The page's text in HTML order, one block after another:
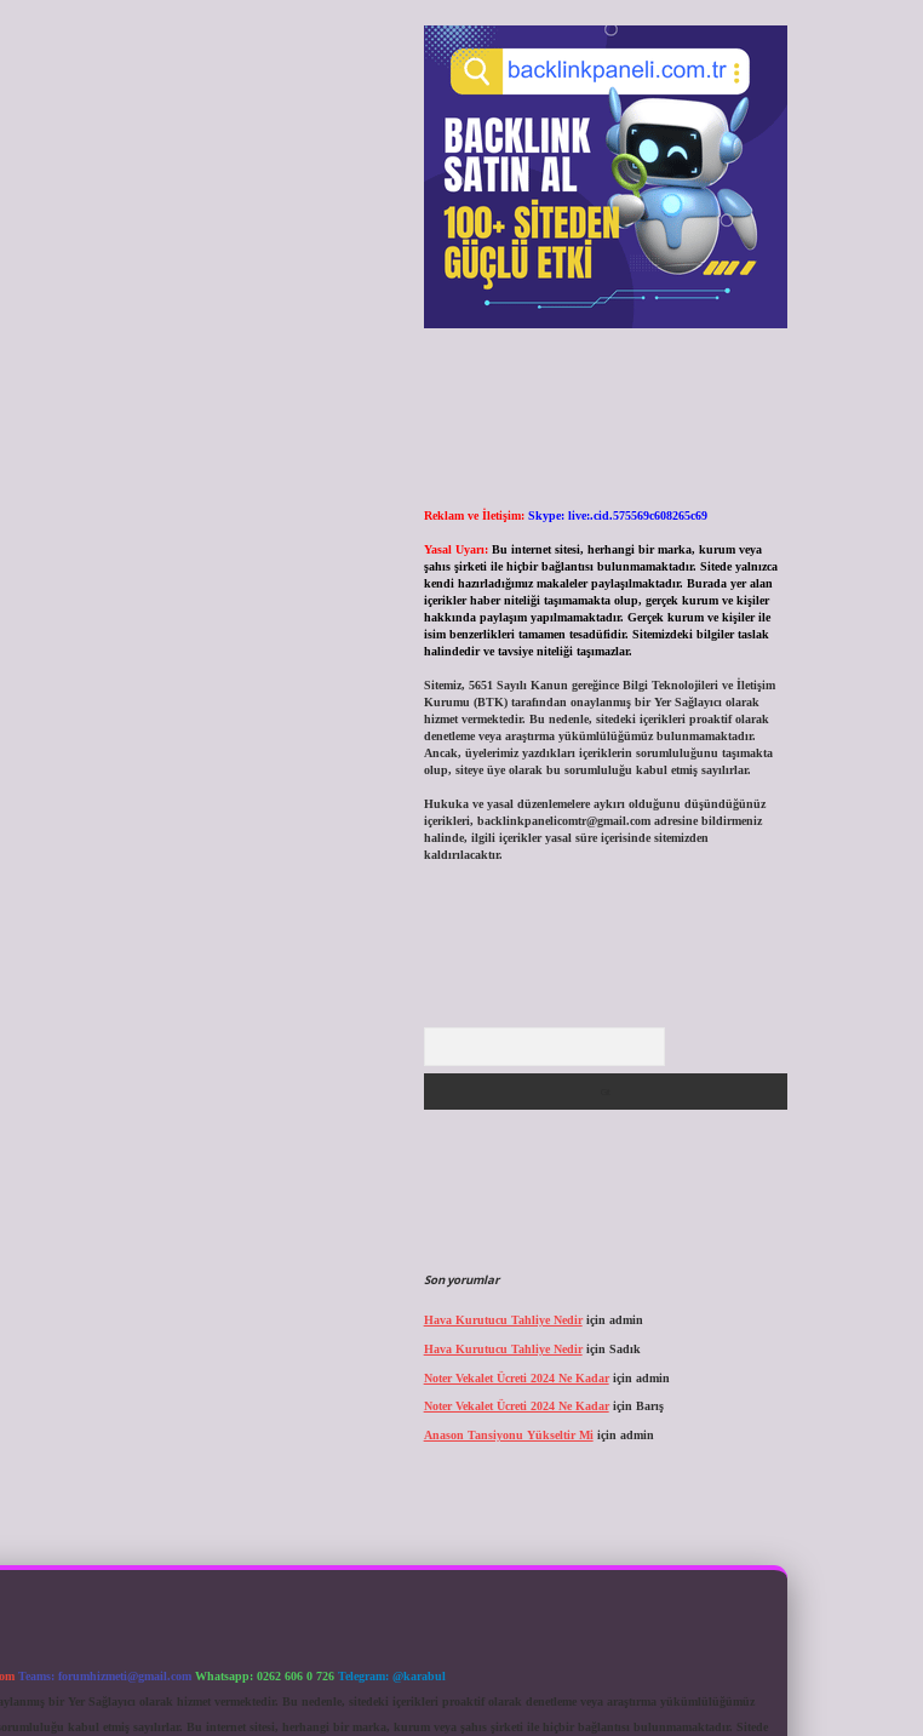
Reklam ve İletişim: Skype: live:.cid.575569c608265c69
Yasal Uyarı: Bu internet sitesi, herhangi bir marka, kurum veya
şahıs şirketi ile hiçbir bağlantısı bulunmamaktadır. Sitede yalnızca
kendi hazırladığımız makaleler paylaşılmaktadır. Burada yer alan
içerikler haber niteliği taşımamakta olup, gerçek kurum ve kişiler
hakkında paylaşım yapılmamaktadır. Gerçek kurum ve kişiler ile
isim benzerlikleri tamamen tesadüfidir. Sitemizdeki bilgiler taslak
halindedir ve tavsiye niteliği taşımazlar.
Sitemiz, 5651 Sayılı Kanun gereğince Bilgi Teknolojileri ve İletişim
Kurumu (BTK) tarafından onaylanmış bir Yer Sağlayıcı olarak
hizmet vermektedir. Bu nedenle, sitedeki içerikleri proaktif olarak
denetleme veya araştırma yükümlülüğümüz bulunmamaktadır.
Ancak, üyelerimiz yazdıkları içeriklerin sorumluluğunu taşımakta
olup, siteye üye olarak bu sorumluluğu kabul etmiş sayılırlar.
Hukuka ve yasal düzenlemelere aykırı olduğunu düşündüğünüz
içerikleri, backlinkpanelicomtr@gmail.comadresine bildirmeniz
halinde, ilgili içerikler yasal süre içerisinde sitemizden
kaldırılacaktır.
Son yorumlar
Hava Kurutucu Tahliye Nediriçin admin
Hava Kurutucu Tahliye Nediriçin Sadık
Noter Vekalet Ücreti 2024 Ne Kadariçin admin
Noter Vekalet Ücreti 2024 Ne Kadariçin Barış
Anason Tansiyonu Yükseltir Mi için admin
Teams: forumhizmeti@gmail.com Whatsapp: 0262 606 0 726 Telegram: @karabul
bir Yer Sağlayıcı olarak hizmet vermektedir. Bu nedenle, sitedeki içerikleri proaktif olarak denetleme veya araştırma yükümlülüğümüz
kabul etmiş sayılırlar. Bu internet sitesi, herhangi bir marka, kurum veya şahıs şirketi ile hiçbir bağlantısı bulunmamaktadır. Sitede